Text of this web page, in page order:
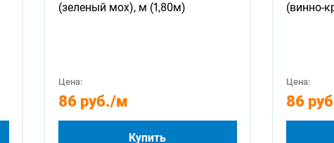
(зеленый мох), м (1,80м)
Цена:
86 руб./м
Купить
(винно-
Цена:
86